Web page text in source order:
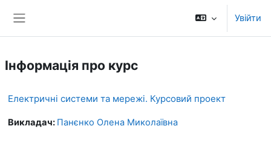
Увійти
Інформація про курс
Електричні системи та мережі. Курсовий проект
Викладач: Панєнко Олена Миколаївна